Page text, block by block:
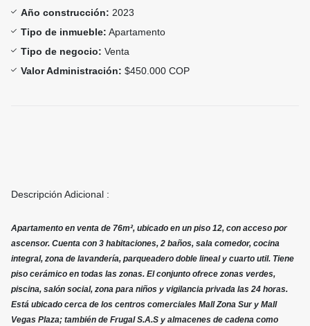
Año construcción: 2023
Tipo de inmueble: Apartamento
Tipo de negocio: Venta
Valor Administración: $450.000 COP
Descripción Adicional :
Apartamento en venta de 76m², ubicado en un piso 12, con acceso por
ascensor. Cuenta con 3 habitaciones, 2 baños, sala comedor, cocina
integral, zona de lavandería, parqueadero doble lineal y cuarto util. Tiene
piso cerámico en todas las zonas. El conjunto ofrece zonas verdes,
piscina, salón social, zona para niños y vigilancia privada las 24 horas.
Está ubicado cerca de los centros comerciales Mall Zona Sur y Mall
Vegas Plaza; también de Frugal S.A.S y almacenes de cadena como